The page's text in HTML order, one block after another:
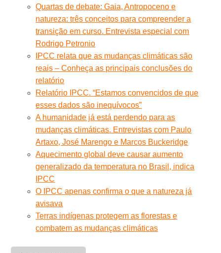
Quartas de debate: Gaia, Antropoceno e
natureza: três conceitos para compreender a
transição em curso. Entrevista especial com
Rodrigo Petronio
IPCC relata que as mudanças climáticas são
reais – Conheça as principais conclusões do
relatório
Relatório IPCC. “Estamos convencidos de que
esses dados são inequívocos”
A humanidade já está perdendo para as
mudanças climáticas. Entrevistas com Paulo
Artaxo, José Marengo e Marcos Buckeridge
Aquecimento global deve causar aumento
generalizado da temperatura no Brasil, indica
IPCC
O IPCC apenas confirma o que a natureza já
avisava
Terras indígenas protegem as florestas e
combatem as mudanças climáticas